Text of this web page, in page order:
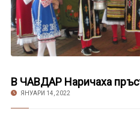
В ЧАВДАР Наричаха
ЯНУАРИ 14, 2022